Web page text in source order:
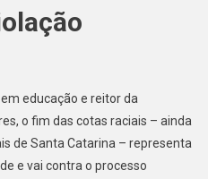
educação e reitor da
o fim das cotas raciais – ainda
de Santa Catarina – representa
e vai contra o processo